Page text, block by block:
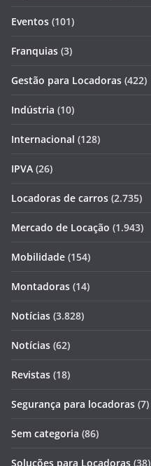
Eventos (101)
Franquias (3)
Gestão para Locadoras (422)
Indústria (10)
Internacional (128)
IPVA (26)
Locadoras de carros (2.735)
Mercado de Locação (1.943)
Mobilidade (154)
Montadoras (14)
Notícias (3.828)
Notícias (62)
Revistas (18)
Segurança para locadoras (7)
Sem categoria (86)
Soluções para Locadoras (38)